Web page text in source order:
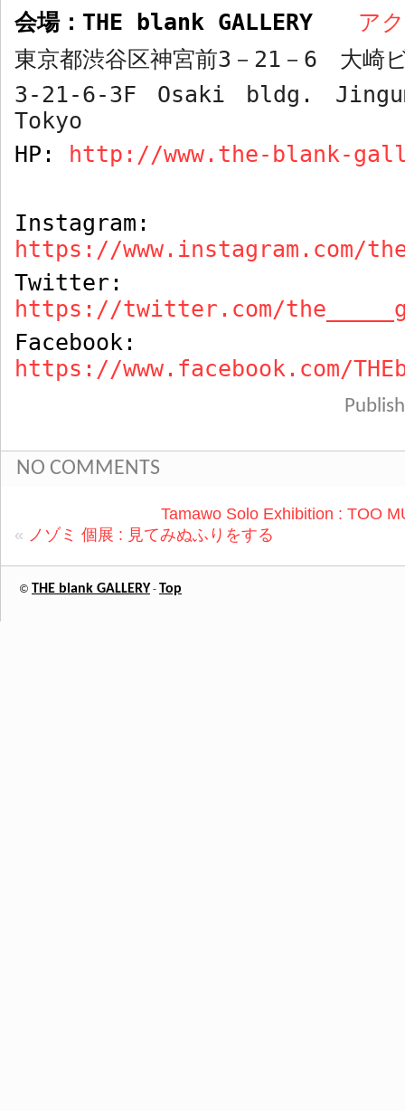
会場： THE blank GALLERY
ア
東京都渋谷区神宮前3 － 21 － 6 大崎
3-21-6-3F Osaki bldg.
Tokyo
HP:
http://www.the-blank-
Instagram:
https://www.instagram.com/
Twitter:
https://twitter.com/
Facebook:
https://www.facebook.com/
NO COMMENTS
Tamawo Solo Exhibition : TOO
« ノゾミ 個展 : 見てみぬふりをする
© THE blank GALLERY - Top